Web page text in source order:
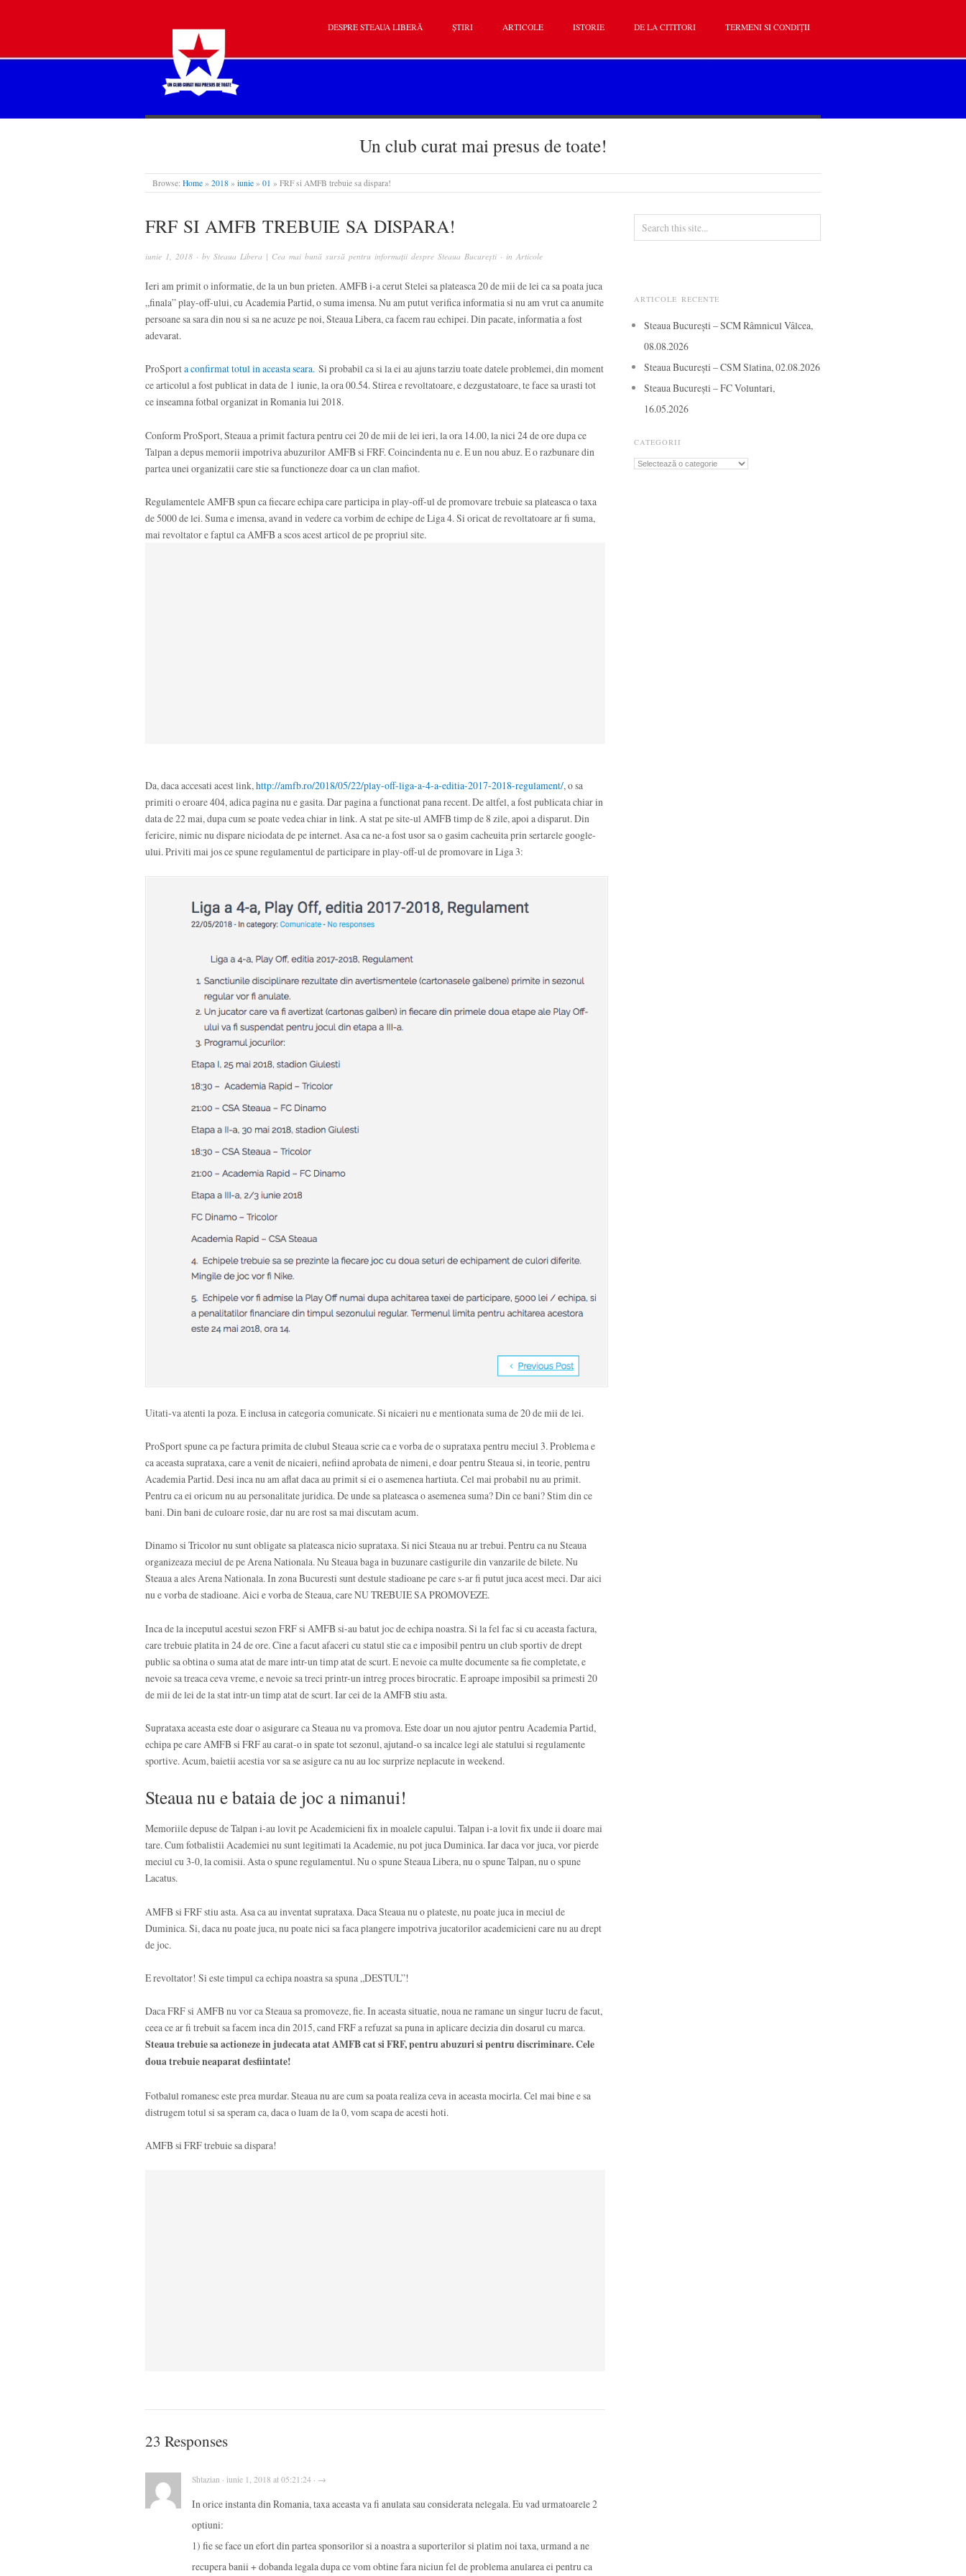
STEAUA LIBERĂ
DESPRE STEAUA LIBERĂ ȘTIRI ARTICOLE ISTORIE DE LA CITITORI TERMENI SI CONDIȚII
Un club curat mai presus de toate!
Browse: Home » 2018 » iunie » 01 » FRF si AMFB trebuie sa dispara!
FRF SI AMFB TREBUIE SA DISPARA!
iunie 1, 2018 · by Steaua Libera | Cea mai bună sursă pentru informații despre Steaua București · in Articole
Ieri am primit o informatie, de la un bun prieten. AMFB i-a cerut Stelei sa plateasca 20 de mii de lei ca sa poata juca
„finala” play-off-ului, cu Academia Partid, o suma imensa. Nu am putut verifica informatia si nu am vrut ca anumite
persoane sa sara din nou si sa ne acuze pe noi, Steaua Libera, ca facem rau echipei. Din pacate, informatia a fost
adevarat.
ProSporta confirmat totul in aceasta seara. Si probabil ca si la ei au ajuns tarziu toate datele problemei, din moment
ce articolul a fost publicat in data de 1 iunie, la ora 00.54. Stirea e revoltatoare, e dezgustatoare, te face sa urasti tot
ce inseamna fotbal organizat in Romania lui 2018.
Conform ProSport, Steaua a primit factura pentru cei 20 de mii de lei ieri, la ora 14.00, la nici 24 de ore dupa ce
Talpan a depus memorii impotriva abuzurilor AMFB si FRF. Coincindenta nu e. E un nou abuz. E o razbunare din
partea unei organizatii care stie sa functioneze doar ca un clan mafiot.
Regulamentele AMFB spun ca fiecare echipa care participa in play-off-ul de promovare trebuie sa plateasca o taxa
de 5000 de lei. Suma e imensa, avand in vedere ca vorbim de echipe de Liga 4. Si oricat de revoltatoare ar fi suma,
mai revoltator e faptul ca AMFB a scos acest articol de pe propriul site.
Da, daca accesati acest link,http://amfb.ro/2018/05/22/play-off-liga-a-4-a-editia-2017-2018-regulament/, o sa
primiti o eroare 404, adica pagina nu e gasita. Dar pagina a functionat pana recent. De altfel, a fost publicata chiar in
data de 22 mai, dupa cum se poate vedea chiar in link. A stat pe site-ul AMFB timp de 8 zile, apoi a disparut. Din
fericire, nimic nu dispare niciodata de pe internet. Asa ca ne-a fost usor sa o gasim cacheuita prin sertarele google-
ului. Priviti mai jos ce spune regulamentul de participare in play-off-ul de promovare in Liga 3:
Uitati-va atenti la poza. E inclusa in categoria comunicate. Si nicaieri nu e mentionata suma de 20 de mii de lei.
ProSport spune ca pe factura primita de clubul Steaua scrie ca e vorba de o suprataxa pentru meciul 3. Problema e
ca aceasta suprataxa, care a venit de nicaieri, nefiind aprobata de nimeni, e doar pentru Steaua si, in teorie, pentru
Academia Partid. Desi inca nu am aflat daca au primit si ei o asemenea hartiuta. Cel mai probabil nu au primit.
Pentru ca ei oricum nu au personalitate juridica. De unde sa plateasca o asemenea suma? Din ce bani? Stim din ce
bani. Din bani de culoare rosie, dar nu are rost sa mai discutam acum.
Dinamo si Tricolor nu sunt obligate sa plateasca nicio suprataxa. Si nici Steaua nu ar trebui. Pentru ca nu Steaua
organizeaza meciul de pe Arena Nationala. Nu Steaua baga in buzunare castigurile din vanzarile de bilete. Nu
Steaua a ales Arena Nationala. In zona Bucuresti sunt destule stadioane pe care s-ar fi putut juca acest meci. Dar aici
nu e vorba de stadioane. Aici e vorba de Steaua, care NU TREBUIE SA PROMOVEZE.
Inca de la inceputul acestui sezon FRF si AMFB si-au batut joc de echipa noastra. Si la fel fac si cu aceasta factura,
care trebuie platita in 24 de ore. Cine a facut afaceri cu statul stie ca e imposibil pentru un club sportiv de drept
public sa obtina o suma atat de mare intr-un timp atat de scurt. E nevoie ca multe documente sa fie completate, e
nevoie sa treaca ceva vreme, e nevoie sa treci printr-un intreg proces birocratic. E aproape imposibil sa primesti 20
de mii de lei de la stat intr-un timp atat de scurt. Iar cei de la AMFB stiu asta.
Suprataxa aceasta este doar o asigurare ca Steaua nu va promova. Este doar un nou ajutor pentru Academia Partid,
echipa pe care AMFB si FRF au carat-o in spate tot sezonul, ajutand-o sa incalce legi ale statului si regulamente
sportive. Acum, baietii acestia vor sa se asigure ca nu au loc surprize neplacute in weekend.
Steaua nu e bataia de joc a nimanui!
Memoriile depuse de Talpan i-au lovit pe Academicieni fix in moalele capului. Talpan i-a lovit fix unde ii doare mai
tare. Cum fotbalistii Academiei nu sunt legitimati la Academie, nu pot juca Duminica. Iar daca vor juca, vor pierde
meciul cu 3-0, la comisii. Asta o spune regulamentul. Nu o spune Steaua Libera, nu o spune Talpan, nu o spune
Lacatus.
AMFB si FRF stiu asta. Asa ca au inventat suprataxa. Daca Steaua nu o plateste, nu poate juca in meciul de
Duminica. Si, daca nu poate juca, nu poate nici sa faca plangere impotriva jucatorilor academicieni care nu au drept
de joc.
E revoltator! Si este timpul ca echipa noastra sa spuna „DESTUL”!
Daca FRF si AMFB nu vor ca Steaua sa promoveze, fie. In aceasta situatie, noua ne ramane un singur lucru de facut,
ceea ce ar fi trebuit sa facem inca din 2015, cand FRF a refuzat sa puna in aplicare decizia din dosarul cu marca.
Steaua trebuie sa actioneze in judecata atat AMFB cat si FRF, pentru abuzuri si pentru discriminare. Cele
doua trebuie neaparat desfiintate!
Fotbalul romanesc este prea murdar. Steaua nu are cum sa poata realiza ceva in aceasta mocirla. Cel mai bine e sa
distrugem totul si sa speram ca, daca o luam de la 0, vom scapa de acesti hoti.
AMFB si FRF trebuie sa dispara!
23 Responses
Shtazian · iunie 1, 2018 at 05:21:24 · →
In orice instanta din Romania, taxa aceasta va fi anulata sau considerata nelegala. Eu vad urmatoarele 2
optiuni:
1) fie se face un efort din partea sponsorilor si a noastra a suporterilor si platim noi taxa, urmand a ne
recupera banii + dobanda legala dupa ce vom obtine fara niciun fel de problema anularea ei pentru ca
ARTICOLE RECENTE
Steaua București – SCM Râmnicul Vâlcea,
08.08.2026
Steaua București – CSM Slatina, 02.08.2026
Steaua București – FC Voluntari,
16.05.2026
CATEGORII
Categorii